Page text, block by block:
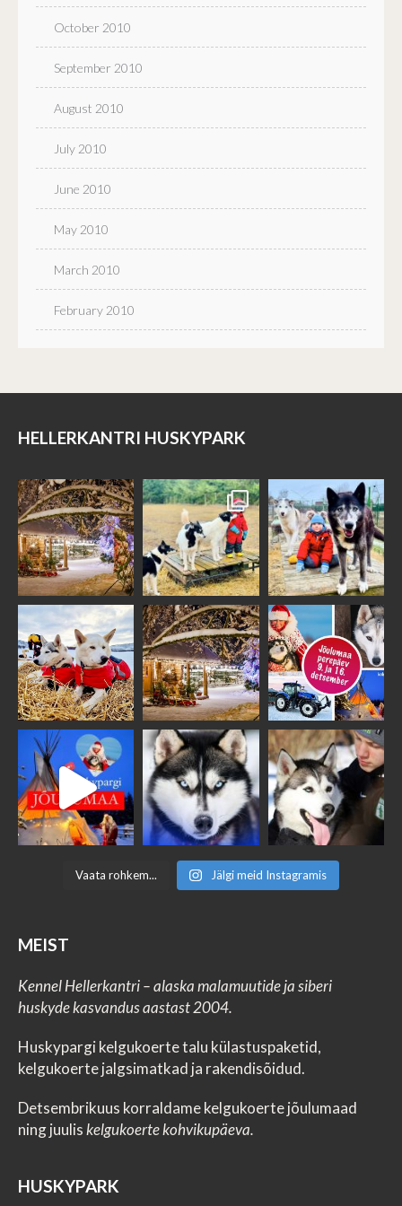
October 2010
September 2010
August 2010
July 2010
June 2010
May 2010
March 2010
February 2010
HELLERKANTRI HUSKYPARK
Vaata rohkem... Jälgi meid Instagramis
MEIST
Kennel Hellerkantri – alaska malamuutide ja siberi
huskyde kasvandus aastast 2004.
Huskypargi kelgukoerte talu külastuspaketid,
kelgukoerte jalgsimatkad ja rakendisõidud.
Detsembrikuus korraldame kelgukoerte jõulumaad
ning juuliskelgukoerte kohvikupäeva.
HUSKYPARK